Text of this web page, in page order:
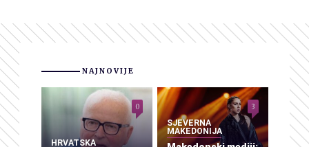
NAJNOVIJE
HRVATSKA
0
SJEVERNA
MAKEDONIJA
3